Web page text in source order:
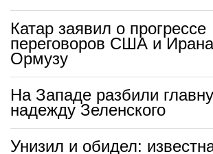
Катар заявил о прогрессе
переговоров США и
Ормузу
На Западе разбили
надежду Зеленского
Унизил и обидел: